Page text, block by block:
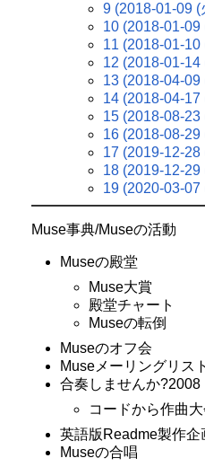
9 (2018-01-09 (
10 (2018-01-09
11 (2018-01-10
12 (2018-01-14
13 (2018-04-09
14 (2018-04-17
15 (2018-08-23
16 (2018-08-29
17 (2019-12-28
18 (2019-12-29
19 (2020-03-07
Muse事典/Museの活動
Museの殿堂
Muse大賞
殿堂チャート
Museの転倒
Museのオフ会
Museメーリングリスト
合奏しませんか?2008
コードから作曲
英語版Readme製作企
Museの合唱